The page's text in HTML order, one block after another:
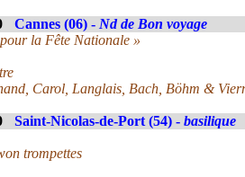
Cannes (06) - Nd de Bon voyage
la Fête Nationale »
Carol, Langlais, Bach, Böhm &
Saint-Nicolas-de-Port (54) - basilique
trompettes